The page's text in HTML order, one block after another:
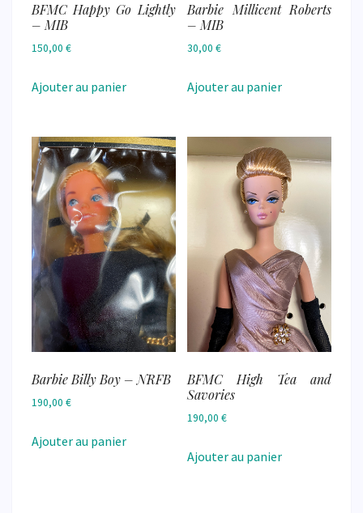
BFMC Happy Go Lightly
– MIB
150,00 €
Ajouter au panier
Barbie Millicent Roberts
– MIB
30,00€
Ajouter au panier
Barbie Billy Boy – NRFB
190,00 €
Ajouter au panier
BFMC High Tea and
Savories
190,00€
Ajouter au panier